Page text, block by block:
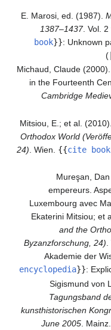
E. Marosi, ed. (1987).
1387–1437. Vol. 2
book}}: Unknown
(
Michaud, Claude
in the Fourteenth
Cambridge
Mitsiou, E.; et al. (2010).
Orthodox World
24) . Wien. {{cite book
Mureşan,
empereurs.
Luxembourg avec
Ekaterini Mitsiou; et
and the
Byzanzforschung, 24).
Akademie der
encyclopedia}}:
Tagungsband
kunsthistorischen
June 2005.